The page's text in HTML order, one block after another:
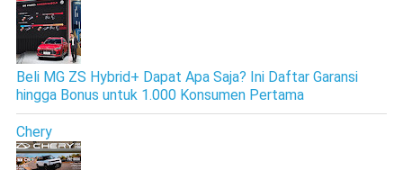
Beli MG ZS Hybrid+ Dapat Apa Saja? Ini Daftar Garansi
hingga Bonus untuk 1.000 Konsumen Pertama
Chery